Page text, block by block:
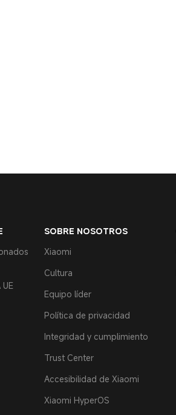
UE
SOBRE NOSOTROS
Xiaomi
Cultura
Equipo líder
Política de privacidad
Integridad y cumplimiento
Trust Center
Accesibilidad de Xiaomi
Xiaomi HyperOS